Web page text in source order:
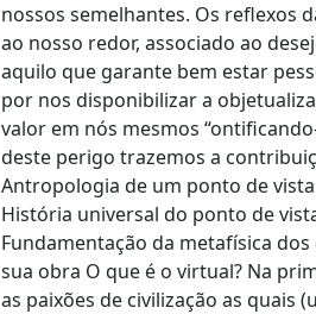
nossos semelhantes. Os reflexos
ao nosso redor, associado ao
aquilo que garante bem estar
por nos disponibilizar a
valor em nós mesmos
deste perigo trazemos a
Antropologia de um ponto de
História universal do ponto de
Fundamentação da metafísica
sua obra O que é o virtual? Na
as paixões de civilização as quais